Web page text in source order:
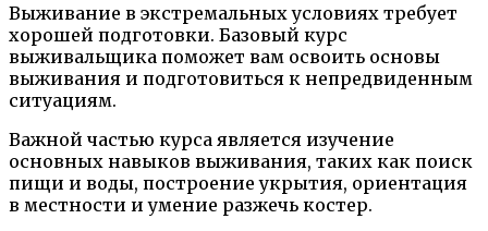
Выживание в экстремальных условиях требует
хорошей подготовки. Базовый курс
выживальщика поможет вам освоить основы
выживания и подготовиться к непредвиденным
ситуациям.
Важной частью курса является изучение
основных навыков выживания, таких как поиск
пищи и воды, построение укрытия, ориентация
в местности и умение разжечь костер.